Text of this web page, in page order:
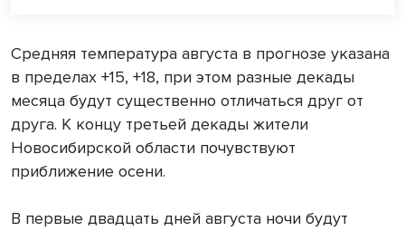
Средняя температура августа в прогнозе указана
в пределах +15, +18, при этом разные декады
месяца будут существенно отличаться друг от
друга. К концу третьей декады жители
Новосибирской области почувствуют
приближение осени.
В первые двадцать дней августа ночи будут